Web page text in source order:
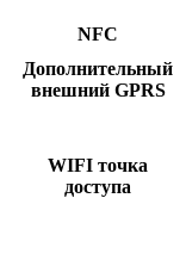
NFC
Дополнительный
внешний GPRS
WIFI точка
доступа